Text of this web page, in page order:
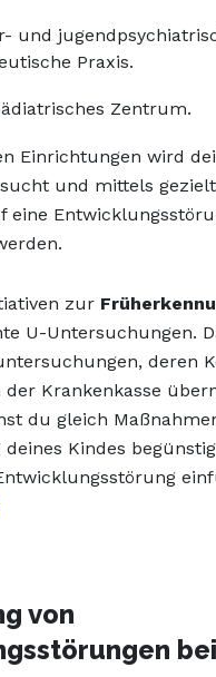
und
Praxis.
Zentrum.
Einrichtungen wird
und mittels
eine
zur
U-Untersuchungen.
deren
Krankenkasse
du gleich
Kindes
von